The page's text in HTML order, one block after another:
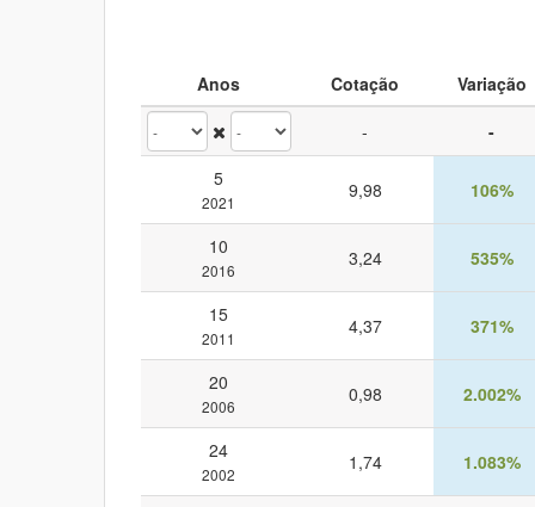
Anos Cotação Variação
-
-
5
2021
9,98 106%
10
2016
3,24 535%
15
2011
4,37 371%
20
2006
0,98 2.002%
24
2002
1,74 1.083%